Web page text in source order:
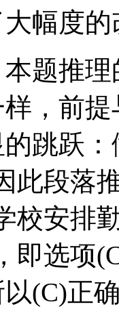
幅度的
推理
，前
跳跃
此段落
校安排
即选项
(C)正